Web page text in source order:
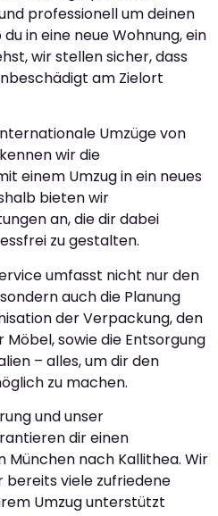
professionell um deinen
du in eine neue Wohnung, ein
wir stellen sicher, dass
am Zielort
Umzüge von
wir die
einem Umzug in ein neues
bieten wir
an, die dir dabei
zu gestalten.
umfasst nicht nur den
auch die Planung
der Verpackung, den
sowie die Entsorgung
– alles, um dir den
zu machen.
und unser
dir einen
München nach Kallithea. Wir
bereits viele zufriedene
Umzug unterstützt